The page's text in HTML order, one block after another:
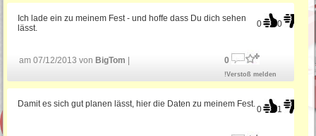
0 0
Ich lade ein zu meinem Fest - und hoffe dass Du dich sehen
lässt.
am 07/12/2013 von BigTom 0
!Verstoß melden
0 1
Damit es sich gut planen lässt, hier die Daten zu meinem Fest.